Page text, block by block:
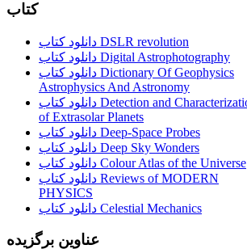
کتاب
دانلود کتاب DSLR revolution
دانلود کتاب Digital Astrophotography
دانلود کتاب Dictionary Of Geophysics
Astrophysics And Astronomy
دانلود کتاب Detection and Characterization
of Extrasolar Planets
دانلود کتاب Deep-Space Probes
دانلود کتاب Deep Sky Wonders
دانلود کتاب Colour Atlas of the Universe
دانلود کتاب Reviews of MODERN
PHYSICS
دانلود کتاب Celestial Mechanics
عناوین برگزیده